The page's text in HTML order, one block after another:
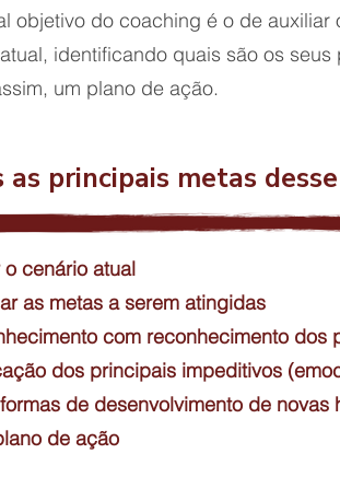
objetivo do coaching é o de
identificando quais são os
um plano de ação.
as principais metas
o cenário atual
as metas a serem atingidas
com reconhecimento dos
dos principais impeditivos
de desenvolvimento de novas
de ação